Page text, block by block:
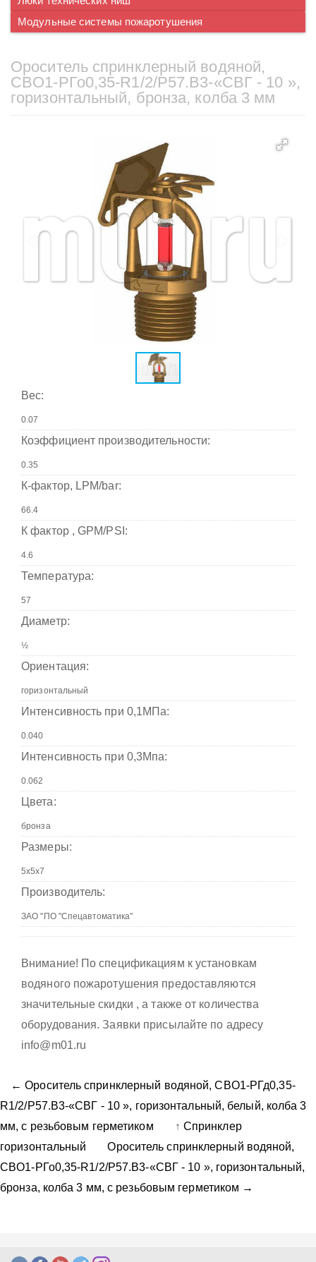
Модульные системы пожаротушения
Ороситель спринклерный водяной,
CВO1-PГо0,35-R1/2/P57.B3-«СВГ - 10 »,
горизонтальный, бронза, колба 3 мм
Вес:
Коэффициент производительности:
К-фактор, LPM/bar:
К фактор , GPM/PSI:
Температура:
Диаметр:
Ориентация:
Интенсивность при 0,1МПа:
Интенсивность при 0,3Мпа:
Цвета:
Размеры:
Производитель:
Внимание! По спецификациям к установкам
водяного пожаротушения предоставляются
значительные скидки , а также от количества
оборудования. Заявки присылайте по адресу
info@m01.ru
← Ороситель спринклерный водяной, CВO1-PГд0,35-
R1/2/P57.B3-«СВГ - 10 », горизонтальный, белый, колба 3
мм, с резьбовым герметиком
↑ Спринклер
горизонтальный
Ороситель спринклерный водяной,
CВO1-PГо0,35-R1/2/P57.B3-«СВГ - 10 », горизонтальный,
бронза, колба 3 мм, с резьбовым герметиком →